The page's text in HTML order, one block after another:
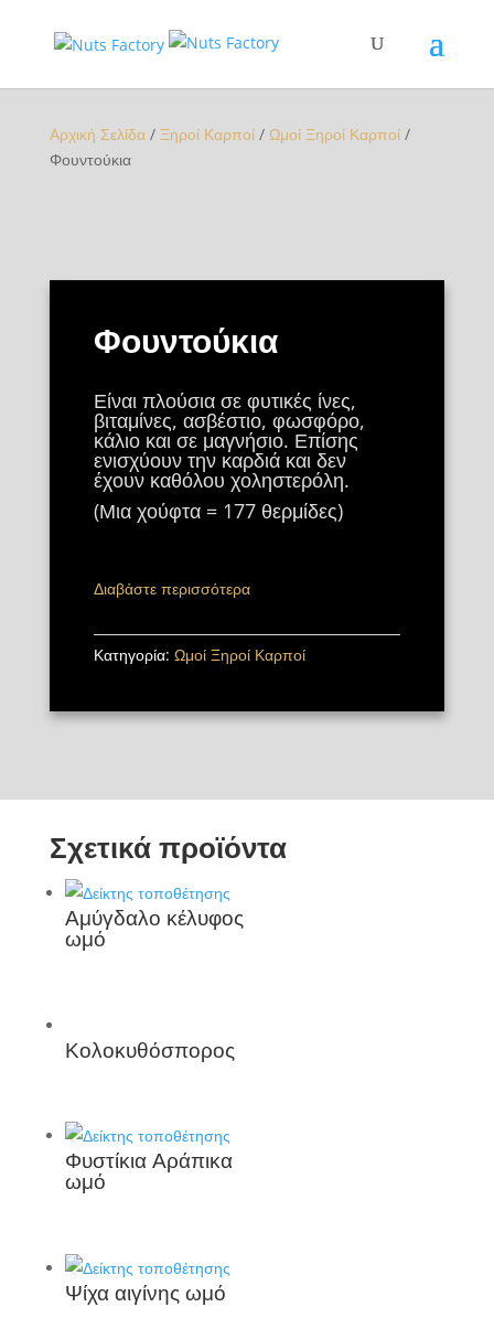
Αρχική Σελίδα/ Ξηροί Καρποί/ Ωμοί Ξηροί Καρποί/
Φουντούκια
Φουντούκια
Είναι πλούσια σε φυτικές ίνες,
βιταμίνες, ασβέστιο, φωσφόρο,
κάλιο και σε μαγνήσιο. Επίσης
ενισχύουν την καρδιά και δεν
έχουν καθόλου χοληστερόλη.
(Μια χούφτα = 177 θερμίδες)
Διαβάστε περισσότερα
Κατηγορία: Ωμοί Ξηροί Καρποί
Σχετικά προϊόντα
Αμύγδαλο κέλυφος
ωμό
Κολοκυθόσπορος
Φυστίκια Αράπικα
ωμό
Ψίχα αιγίνης ωμό